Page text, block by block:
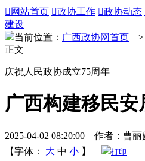
 网站首页 政协工作 政协动态
建设
当前位置： 广西政协网首页 >
正文
庆祝人民政协成立75周年
广西构建移民
2025-04-02 08:20:00 作者：曹
【字体：
大 中 小 】 打印